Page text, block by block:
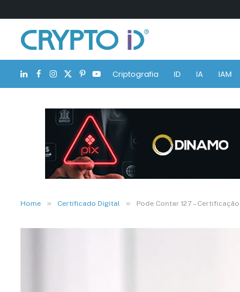
LinkedIn
Facebook
Instagram
X
(Twitter)
Pinterest
YouTubeCriptografia ID IA IAM
Home » Certificado Digital » Pode Contar 127 –